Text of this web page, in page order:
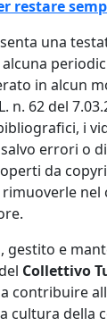
restare
una
in alcun
n. 62 del
i
errori o
da
nel
gestito e
Collettivo
contribuire
cultura della